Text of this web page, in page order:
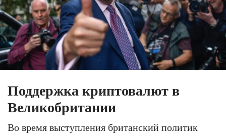
Поддержка криптовалют в
Великобритании
Во время выступления британский политик